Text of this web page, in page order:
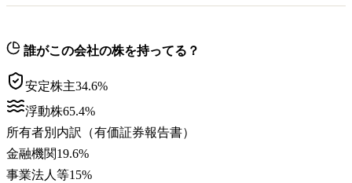
誰がこの会社の株を持ってる？
安定株主34.6%
浮動株65.4%
所有者別内訳（有価証券報告書）
金融機関19.6%
事業法人等15%